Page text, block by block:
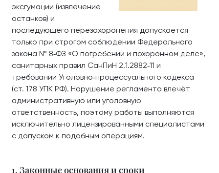
эксгумации (извлечение
останков) и
последующего перезахоронения допускается
только при строгом соблюдении Федерального
закона № 8‑ФЗ «О погребении и похоронном деле»,
санитарных правил СанПиН 2.1.2882‑11 и
требований Уголовно‑процессуального кодекса
(ст. 178 УПК РФ). Нарушение регламента влечёт
административную или уголовную
ответственность, поэтому работы выполняются
исключительно лицензированными специалистами
с допуском к подобным операциям.
1. Законные основания и сроки